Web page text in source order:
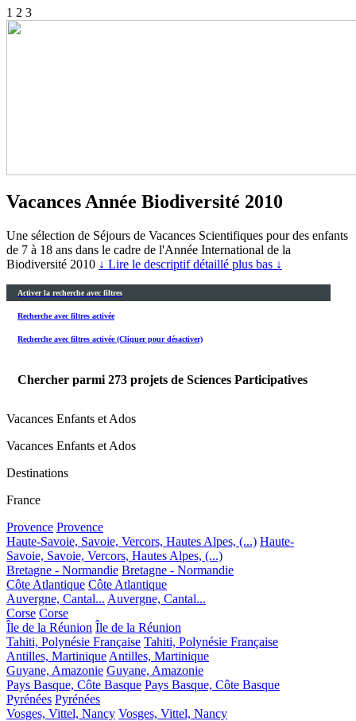
1 2 3
Vacances Année Biodiversité 2010
Une sélection de Séjours de Vacances Scientifiques pour des enfants
de 7 à 18 ans dans le cadre de l'Année International de la
Biodiversité 2010 ↓ Lire le descriptif détaillé plus bas ↓
Activer la recherche avec filtres
Recherche avec filtres activée
Recherche avec filtres activée (Cliquer pour désactiver)
Chercher parmi 273 projets de Sciences Participatives
Vacances Enfants et Ados
Vacances Enfants et Ados
Destinations
France
Provence Provence
Haute-Savoie, Savoie, Vercors, Hautes Alpes, (...) Haute-
Savoie, Savoie, Vercors, Hautes Alpes, (...)
Bretagne - Normandie Bretagne - Normandie
Côte Atlantique Côte Atlantique
Auvergne, Cantal... Auvergne, Cantal...
Corse Corse
Île de la Réunion Île de la Réunion
Tahiti, Polynésie Française Tahiti, Polynésie Française
Antilles, Martinique Antilles, Martinique
Guyane, Amazonie Guyane, Amazonie
Pays Basque, Côte Basque Pays Basque, Côte Basque
Pyrénées Pyrénées
Vosges, Vittel, Nancy Vosges, Vittel, Nancy